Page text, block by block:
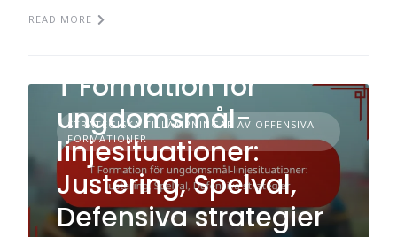
READ MORE
STRATEGISKA TILLÄMPNINGAR AV OFFENSIVA
FORMATIONER
T Formation för
ungdomsmål-
linjesituationer:
Justering, Spelval,
Defensiva strategier